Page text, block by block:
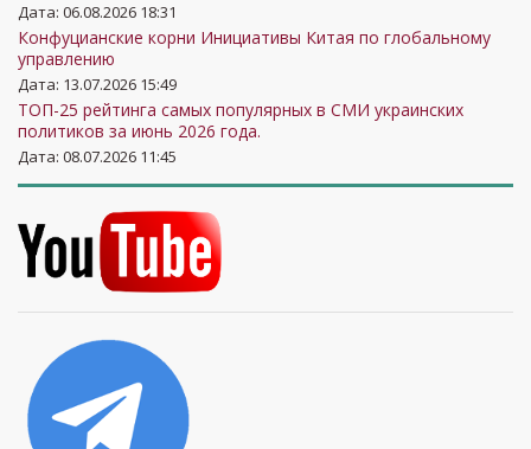
Дата: 06.08.2026 18:31
Конфуцианские корни Инициативы Китая по глобальному
управлению
Дата: 13.07.2026 15:49
ТОП-25 рейтинга самых популярных в СМИ украинских
политиков за июнь 2026 года.
Дата: 08.07.2026 11:45